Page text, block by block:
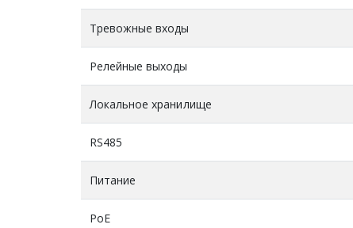
Тревожные входы
Релейные выходы
Локальное хранилище
RS485
Питание
PoE